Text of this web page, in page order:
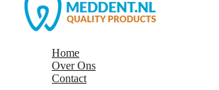
Home
Over Ons
Contact